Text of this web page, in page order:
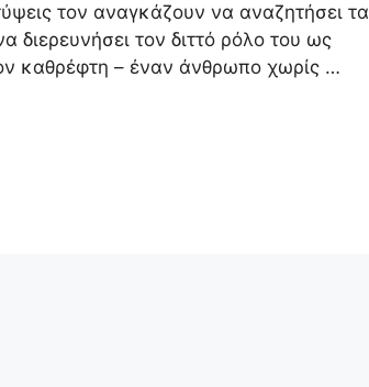
τον αναγκάζουν να αναζητήσει τα
διερευνήσει τον διττό ρόλο του ως
καθρέφτη – έναν άνθρωπο χωρίς …